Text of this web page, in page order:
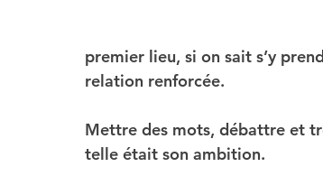
premier lieu, si on sait s’y
relation renforcée.
Mettre des mots, débattre et
telle était son ambition.